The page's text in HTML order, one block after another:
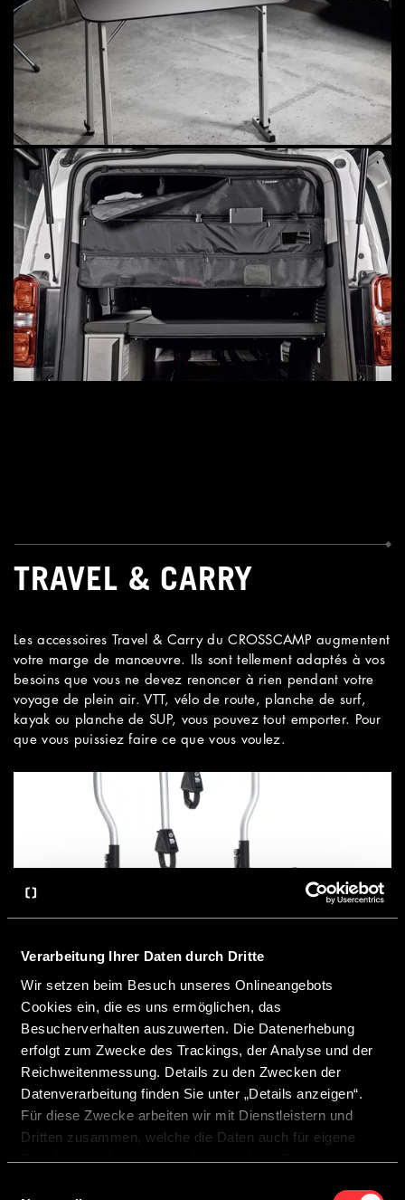
Verarbeitung Ihrer Daten durch Dritte
Wir setzen beim Besuch unseres Onlineangebots
Cookies ein, die es uns ermöglichen, das
Besucherverhalten auszuwerten. Die Datenerhebung
erfolgt zum Zwecke des Trackings, der Analyse und der
Reichweitenmessung. Details zu den Zwecken der
Datenverarbeitung finden Sie unter „Details anzeigen“.
Für diese Zwecke arbeiten wir mit Dienstleistern und
Dritten zusammen, welche die Daten auch für eigene
Zwecke verarbeiten und ggf. mit anderen Daten
TRAVEL & CARRY
Les accessoires Travel & Carry du CROSSCAMP augmentent
votre marge de manœuvre. Ils sont tellement adaptés à vos
besoins que vous ne devez renoncer à rien pendant votre
voyage de plein air. VTT, vélo de route, planche de surf,
kayak ou planche de SUP, vous pouvez tout emporter. Pour
que vous puissiez faire ce que vous voulez.
Porte-vélos d’attelage CROSSCAMP